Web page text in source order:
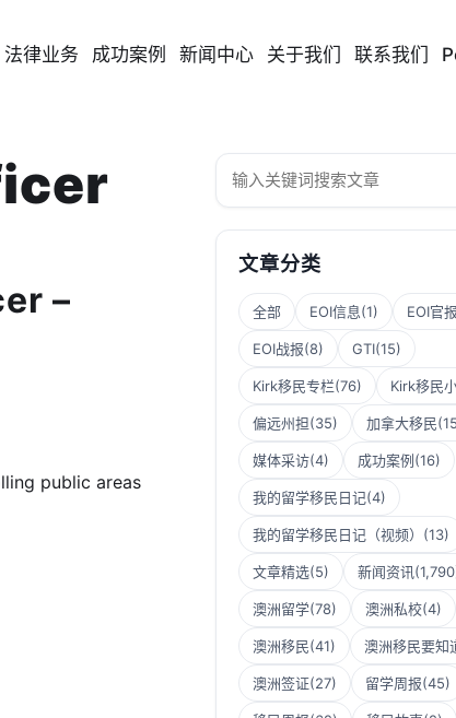
法律业务 成功案例 新闻中心 关于我们 联系我们
–
public areas
搜
文章分类
全部 EOI信息(1) EOI官报
EOI战报(8) GTI(15)
Kirk移民专栏(76) Kirk移民
偏远州担(35) 加拿大移民
媒体采访(4) 成功案例(16)
我的留学移民日记(4)
我的留学移民日记（视频） (13)
文章精选(5) 新闻资讯
澳洲留学(78) 澳洲私校(4)
澳洲移民(41) 澳洲移民要知
澳洲签证(27) 留学周报(45)